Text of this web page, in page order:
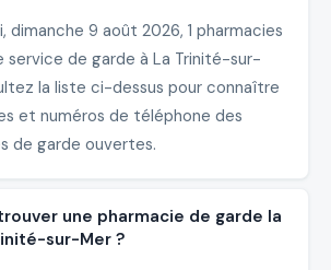
dimanche 9 août 2026, 1 pharmacies
service de garde à La Trinité-sur-
la liste ci-dessus pour connaître
et numéros de téléphone des
de garde ouvertes.
une pharmacie de garde la
sur-Mer ?